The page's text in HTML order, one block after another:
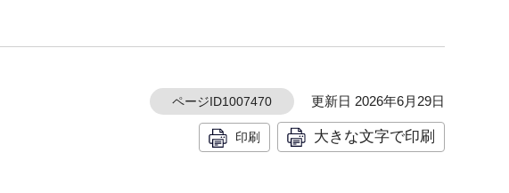
ページID1007470 更新日 2026年6月29日
印刷 大きな文字で印刷